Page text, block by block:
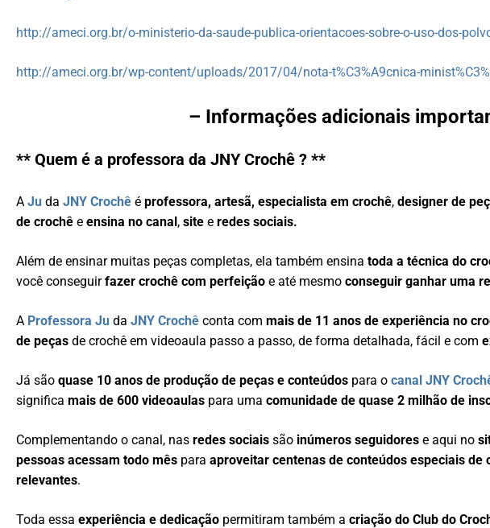
http://ameci.org.br/o-ministerio-da-saude-publica-orientacoes-sobre-o-uso-dos-
http://ameci.org.br/wp-content/uploads/2017/04/nota-t%C3%A9cnica-
– Informações adicionais
** Quem é a professora da JNY Crochê ? **
AJu daJNY Crochê é professora, artesã, especialista em crochê,designer de
de crochê eensina no canal,site eredes sociais.
Além de ensinar muitas peças completas, ela também ensinatoda a técnica do
você conseguirfazer crochê com perfeiçãoe até mesmoconseguir ganhar uma
A Professora Ju daJNY Crochê conta commais de 11 anos de experiência no
de peças de crochê em videoaula passo a passo, de forma detalhada, fácil e com
Já sãoquase 10 anos de produção de peças e conteúdos para ocanal JNY
significamais de 600 videoaulas para umacomunidade de quase 2 milhão de
Complementando o canal, nasredes sociais são inúmeros seguidores e aqui no
pessoas acessam todo mês paraaproveitar centenas de conteúdos especiais de
relevantes.
Toda essaexperiência e dedicação permitiram também acriação do Club do